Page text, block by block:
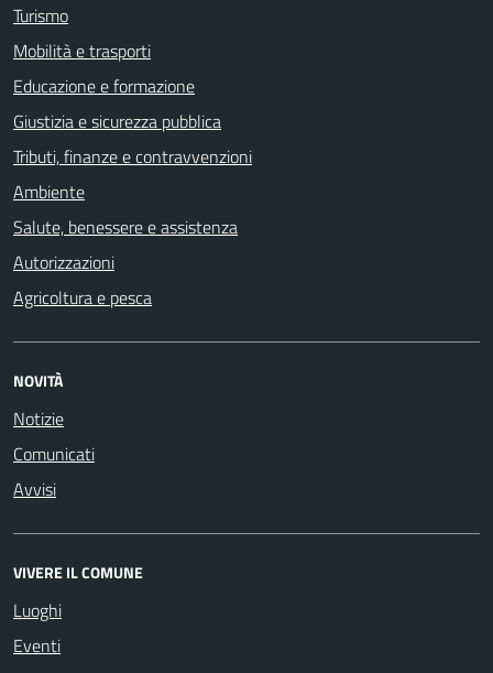
Turismo
Mobilità e trasporti
Educazione e formazione
Giustizia e sicurezza pubblica
Tributi, finanze e contravvenzioni
Ambiente
Salute, benessere e assistenza
Autorizzazioni
Agricoltura e pesca
NOVITÀ
Notizie
Comunicati
Avvisi
VIVERE IL COMUNE
Luoghi
Eventi